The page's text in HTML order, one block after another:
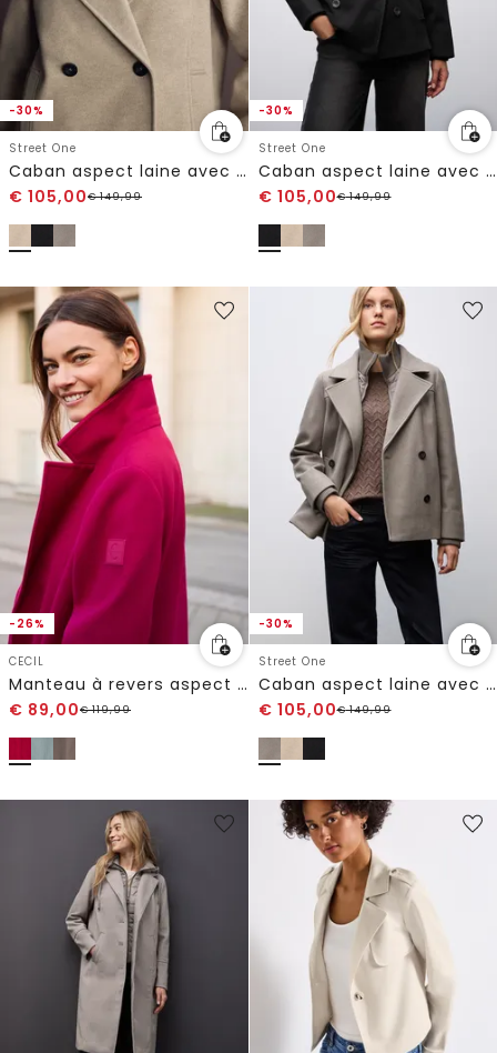
-30%
Street One
Caban aspect laine avec gilet amovible
€ 105,00€149,99
-30%
Street One
Caban aspect laine avec gilet amovible
€ 105,00€149,99
-26%
CECIL
Manteau à revers aspect laine
€ 89,00€119,99
-30%
Street One
Caban aspect laine avec gilet amovible
€ 105,00€149,99